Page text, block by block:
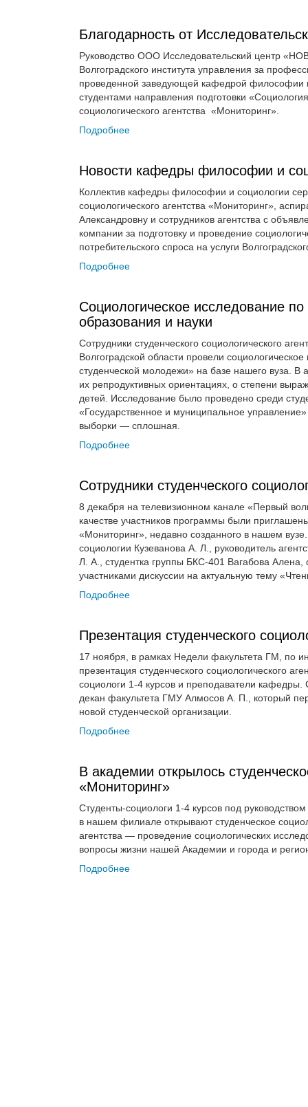
Благодарность от
Руководство ООО Исследовательский центр
Волгоградского института управления за
проведенной заведующей кафедрой философии
студентами направления подготовки
социологического агентства «Мониторинг».
Подробнее
Новости кафедры философии и
Коллектив кафедры философии и социологии
социологического агентства «Мониторинг»,
Александровну и сотрудников агентства с
компании за подготовку и проведение
потребительского спроса на услуги
Подробнее
Социологическое исследование по
образования и науки
Сотрудники студенческого социологического
Волгоградской области провели
студенческой молодежи» на базе нашего вуза.
их репродуктивных ориентациях, о степени
детей. Исследование было проведено среди
«Государственное и муниципальное
выборки — сплошная.
Подробнее
Сотрудники студенческого
8 декабря на телевизионном канале «Первый
качестве участников программы были
«Мониторинг», недавно созданного в нашем
социологии Кузеванова А. Л., руководитель
Л. А., студентка группы БКС-401 Вагабова
участниками дискуссии на актуальную тему
Подробнее
Презентация студенческого
17 ноября, в рамках Недели факультета ГМ, по
презентация студенческого социологического
социологи 1-4 курсов и преподаватели кафедры.
декан факультета ГМУ Алмосов А. П., который
новой студенческой организации.
Подробнее
В академии открылось
«Мониторинг»
Студенты-социологи 1-4 курсов под
в нашем филиале открывают студенческое
агентства — проведение социологических
вопросы жизни нашей Академии и города и
Подробнее